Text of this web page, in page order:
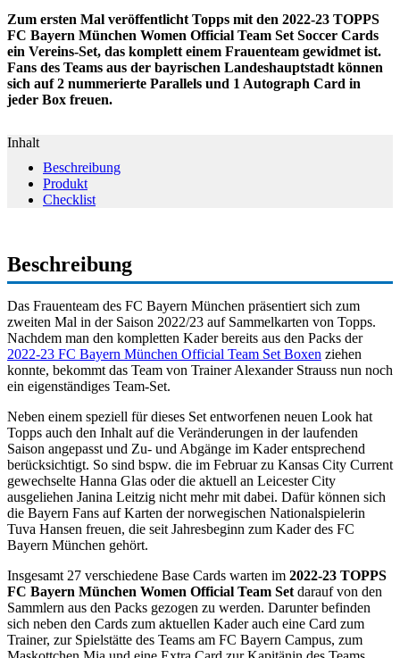
Zum ersten Mal veröffentlicht Topps mit den 2022-23 TOPPS
FC Bayern München Women Official Team Set Soccer Cards
ein Vereins-Set, das komplett einem Frauenteam gewidmet ist.
Fans des Teams aus der bayrischen Landeshauptstadt können
sich auf 2 nummerierte Parallels und 1 Autograph Card in
jeder Box freuen.
Inhalt
Beschreibung
Produkt
Checklist
Beschreibung
Das Frauenteam des FC Bayern München präsentiert sich zum
zweiten Mal in der Saison 2022/23 auf Sammelkarten von Topps.
Nachdem man den kompletten Kader bereits aus den Packs der
2022-23 FC Bayern München Official Team Set Boxen ziehen
konnte, bekommt das Team von Trainer Alexander Strauss nun noch
ein eigenständiges Team-Set.
Neben einem speziell für dieses Set entworfenen neuen Look hat
Topps auch den Inhalt auf die Veränderungen in der laufenden
Saison angepasst und Zu- und Abgänge im Kader entsprechend
berücksichtigt. So sind bspw. die im Februar zu Kansas City Current
gewechselte Hanna Glas oder die aktuell an Leicester City
ausgeliehen Janina Leitzig nicht mehr mit dabei. Dafür können sich
die Bayern Fans auf Karten der norwegischen Nationalspielerin
Tuva Hansen freuen, die seit Jahresbeginn zum Kader des FC
Bayern München gehört.
Insgesamt 27 verschiedene Base Cards warten im 2022-23 TOPPS
FC Bayern München Women Official Team Set darauf von den
Sammlern aus den Packs gezogen zu werden. Darunter befinden
sich neben den Cards zum aktuellen Kader auch eine Card zum
Trainer, zur Spielstätte des Teams am FC Bayern Campus, zum